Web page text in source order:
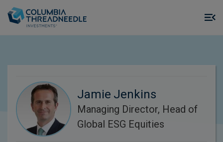
Jamie Jenkins
Managing Director, Head of
Global ESG Equities